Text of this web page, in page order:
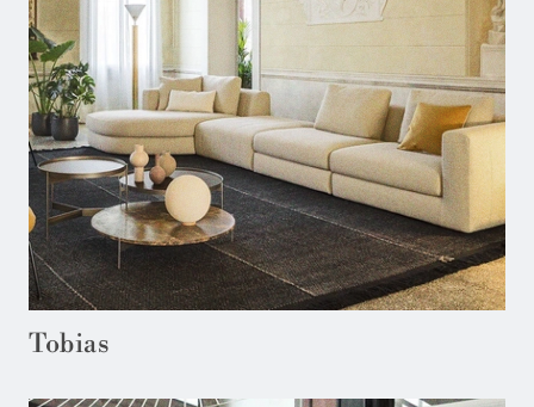
Tobias